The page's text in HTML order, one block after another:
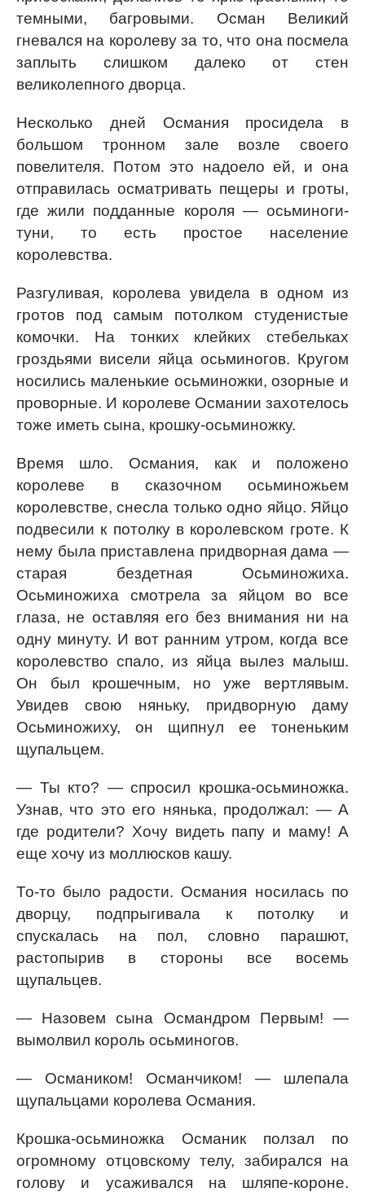
темными, багровыми. Осман Великий
гневался на королеву за то, что она посмела
заплыть слишком далеко от стен
великолепного дворца.
Несколько дней Османия просидела в
большом тронном зале возле своего
повелителя. Потом это надоело ей, и она
отправилась осматривать пещеры и гроты,
где жили подданные короля — осьминоги-
туни, то есть простое население
королевства.
Разгуливая, королева увидела в одном из
гротов под самым потолком студенистые
комочки. На тонких клейких стебельках
гроздьями висели яйца осьминогов. Кругом
носились маленькие осьминожки, озорные и
проворные. И королеве Османии захотелось
тоже иметь сына, крошку-осьминожку.
Время шло. Османия, как и положено
королеве в сказочном осьминожьем
королевстве, снесла только одно яйцо. Яйцо
подвесили к потолку в королевском гроте. К
нему была приставлена придворная дама —
старая бездетная Осьминожиха.
Осьминожиха смотрела за яйцом во все
глаза, не оставляя его без внимания ни на
одну минуту. И вот ранним утром, когда все
королевство спало, из яйца вылез малыш.
Он был крошечным, но уже вертлявым.
Увидев свою няньку, придворную даму
Осьминожиху, он щипнул ее тоненьким
щупальцем.
— Ты кто? — спросил крошка-осьминожка.
Узнав, что это его нянька, продолжал: — А
где родители? Хочу видеть папу и маму! А
еще хочу из моллюсков кашу.
То-то было радости. Османия носилась по
дворцу, подпрыгивала к потолку и
спускалась на пол, словно парашют,
растопырив в стороны все восемь
щупальцев.
— Назовем сына Османдром Первым! —
вымолвил король осьминогов.
— Османиком! Османчиком! — шлепала
щупальцами королева Османия.
Крошка-осьминожка Османик ползал по
огромному отцовскому телу, забирался на
голову и усаживался на шляпе-короне.